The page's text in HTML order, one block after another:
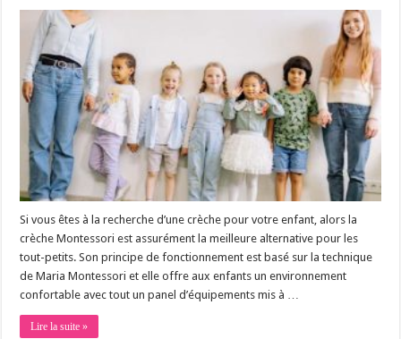
Si vous êtes à la recherche d’une crèche pour votre enfant, alors la
crèche Montessori est assurément la meilleure alternative pour les
tout-petits. Son principe de fonctionnement est basé sur la technique
de Maria Montessori et elle offre aux enfants un environnement
confortable avec tout un panel d’équipements mis à …
Lire la suite »